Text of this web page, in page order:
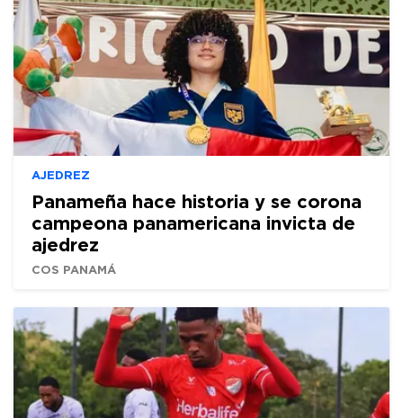
AJEDREZ
Panameña hace historia y se corona
campeona panamericana invicta de
ajedrez
COS PANAMÁ